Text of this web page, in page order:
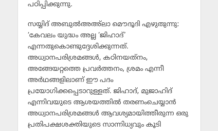
പഠിപ്പിക്കുന്നു.
സയ്യിദ് അബുല്‍അഅ്‌ലാ മൌദൂദി എഴുതുന്നു:
‘കേവലം യുദ്ധം അല്ല ‘ജിഹാദ്’
എന്നതുകൊണ്ടുദ്ദേശിക്കുന്നത്.
അധ്വാനപരിശ്രമങ്ങള്‍, കഠിനയത്‌നം,
അങ്ങേയറ്റത്തെ പ്രവര്‍ത്തനം, ശ്രമം എന്നീ
അര്‍ഥങ്ങളിലാണ് ഈ പദം
പ്രയോഗിക്കപ്പെടാറുള്ളത്. ജിഹാദ്, മുജാഹിദ്
എന്നിവയുടെ ആശയത്തില്‍ തരണംചെയ്യാന്‍
അധ്വാനപരിശ്രമങ്ങള്‍ ആവശ്യമായിത്തീരുന്ന ഒരു
പ്രതിപക്ഷശക്തിയുടെ സാന്നിധ്യവും കൂടി